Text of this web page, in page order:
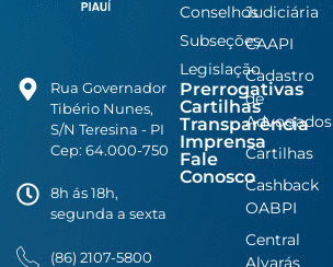
Rua Governador
Tibério Nunes,
S/N Teresina - PI
Cep: 64.000-750
8h ás 18h,
segunda a sexta
(86) 2107-5800
Conselhos
Subseções
Legislação
Prerrogativas
Cartilhas
Transparência
Imprensa
Fale
Conosco
Judiciária
CAAPI
Cadastro
de
Advogados
Cartilhas
Cashback
OABPI
Central
Alvarás